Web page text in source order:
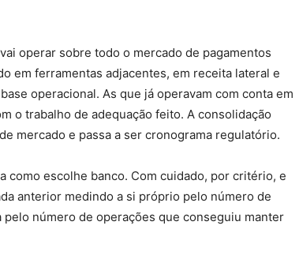
operar sobre todo o mercado de pagamentos
em ferramentas adjacentes, em receita lateral e
operacional. As que já operavam com conta em
o trabalho de adequação feito. A consolidação
mercado e passa a ser cronograma regulatório.
como escolhe banco. Com cuidado, por critério, e
anterior medindo a si próprio pelo número de
número de operações que conseguiu manter